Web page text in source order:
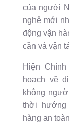
của người
nghệ mới
động vận
cần và vận
Hiện
hoạch về
không
thời hướng
hàng an